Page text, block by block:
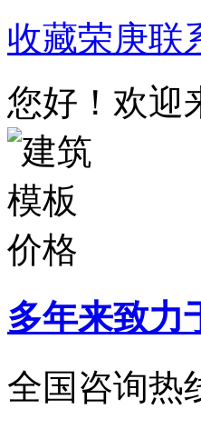
收藏荣庚联
您好！欢迎
多年来致力
全国咨询热